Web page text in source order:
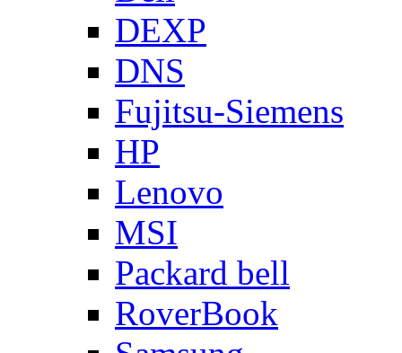
DEXP
DNS
Fujitsu-Siemens
HP
Lenovo
MSI
Packard bell
RoverBook